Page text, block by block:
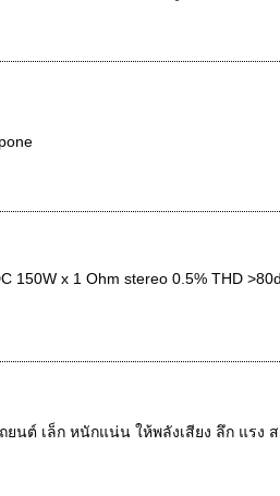
150W x 1 Ohm stereo 0.5% THD
ยนต์ เล็ก หนักแน่น ให้พลังเสียง ลึก แรง